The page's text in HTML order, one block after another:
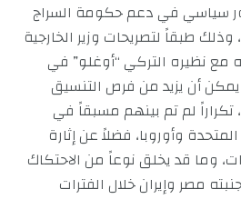
سياسي في دعم حكومة السراج
وذلك طبقاً لتصريحات وزير الخارجية
مع نظيره التركي “أوغلو” في
يمكن أن يزيد من فرص التنسيق
تكراراً لم تم بينهم مسبقاً في
وأوروبا، فضلاً عن إثارة
وما قد يخلق نوعاً من الاحتكاك
مصر وإيران خلال الفترات